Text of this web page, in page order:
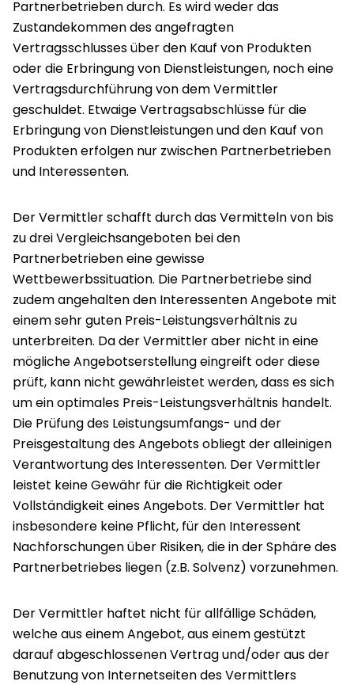
Partnerbetrieben durch. Es wird weder das
Zustandekommen des angefragten
Vertragsschlusses über den Kauf von Produkten
oder die Erbringung von Dienstleistungen, noch eine
Vertragsdurchführung von dem Vermittler
geschuldet. Etwaige Vertragsabschlüsse für die
Erbringung von Dienstleistungen und den Kauf von
Produkten erfolgen nur zwischen Partnerbetrieben
und Interessenten.
Der Vermittler schafft durch das Vermitteln von bis
zu drei Vergleichsangeboten bei den
Partnerbetrieben eine gewisse
Wettbewerbssituation. Die Partnerbetriebe sind
zudem angehalten den Interessenten Angebote mit
einem sehr guten Preis-Leistungsverhältnis zu
unterbreiten. Da der Vermittler aber nicht in eine
mögliche Angebotserstellung eingreift oder diese
prüft, kann nicht gewährleistet werden, dass es sich
um ein optimales Preis-Leistungsverhältnis handelt.
Die Prüfung des Leistungsumfangs- und der
Preisgestaltung des Angebots obliegt der alleinigen
Verantwortung des Interessenten. Der Vermittler
leistet keine Gewähr für die Richtigkeit oder
Vollständigkeit eines Angebots. Der Vermittler hat
insbesondere keine Pflicht, für den Interessent
Nachforschungen über Risiken, die in der Sphäre des
Partnerbetriebes liegen (z.B. Solvenz) vorzunehmen.
Der Vermittler haftet nicht für allfällige Schäden,
welche aus einem Angebot, aus einem gestützt
darauf abgeschlossenen Vertrag und/oder aus der
Benutzung von Internetseiten des Vermittlers